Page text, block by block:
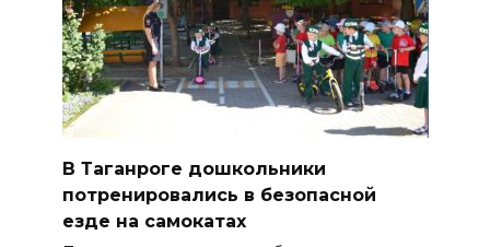
В Таганроге дошкольники
потренировались в безопасной
езде на самокатах